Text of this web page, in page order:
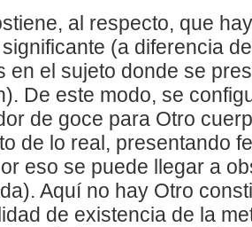
al respecto, que
(a diferencia
en el sujeto donde se
De este modo, se
de goce para Otro
de lo real, presentando
eso se puede llegar a
Aquí no hay Otro
de existencia de la